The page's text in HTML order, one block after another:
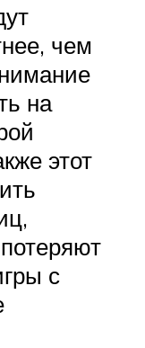
чем
на
этот
с